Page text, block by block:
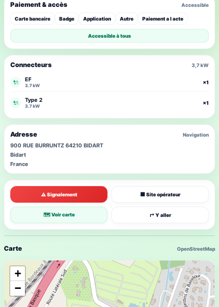
Carte OpenStreetMap
+
−
⚠ Signalement 🏢 Site opérateur
🗺 Voir carte ↱ Y aller
Connecteurs 3,7 kW
🔌 EF
3.7 kW
×1
🔌 Type 2
3.7 kW
×1
Paiement & accès Accessible
Carte bancaire Badge Application Autre Paiement a l acte
Accessible à tous
Adresse Navigation
900 RUE BURRUNTZ 64210 BIDART
Bidart
France